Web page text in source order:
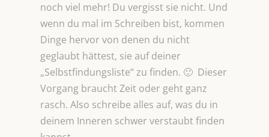
noch viel mehr! Du vergisst sie nicht. Und
wenn du mal im Schreiben bist, kommen
Dinge hervor von denen du nicht
geglaubt hättest, sie auf deiner
„Selbstfindungsliste“ zu finden. 🙂 Dieser
Vorgang braucht Zeit oder geht ganz
rasch. Also schreibe alles auf, was du in
deinem Inneren schwer verstaubt finden